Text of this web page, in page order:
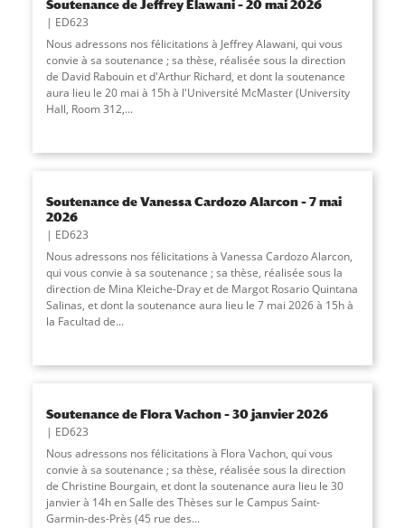
Soutenance de Jeffrey Elawani – 20 mai 2026
ED623
Nous adressons nos félicitations à Jeffrey Alawani, qui vous
convie à sa soutenance ; sa thèse, réalisée sous la direction
de David Rabouin et d'Arthur Richard, et dont la soutenance
aura lieu le 20 mai à 15h à l'Université McMaster (University
Hall, Room 312,...
Soutenance de Vanessa Cardozo Alarcon – 7 mai
2026
ED623
Nous adressons nos félicitations à Vanessa Cardozo Alarcon,
qui vous convie à sa soutenance ; sa thèse, réalisée sous la
direction de Mina Kleiche-Dray et de Margot Rosario Quintana
Salinas, et dont la soutenance aura lieu le 7 mai 2026 à 15h à
la Facultad de...
Soutenance de Flora Vachon – 30 janvier 2026
ED623
Nous adressons nos félicitations à Flora Vachon, qui vous
convie à sa soutenance ; sa thèse, réalisée sous la direction
de Christine Bourgain, et dont la soutenance aura lieu le 30
janvier à 14h en Salle des Thèses sur le Campus Saint-
Garmin-des-Près (45 rue des...